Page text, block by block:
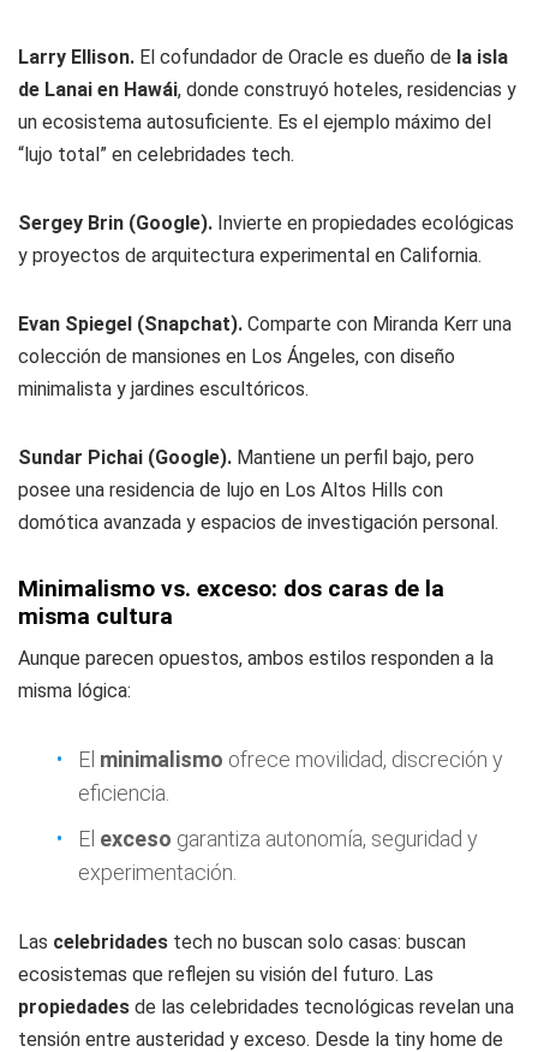
Larry Ellison. El cofundador de Oracle es dueño de la isla
de Lanai en Hawái, donde construyó hoteles, residencias y
un ecosistema autosuficiente. Es el ejemplo máximo del
“lujo total” en celebridades tech.
Sergey Brin (Google). Invierte en propiedades ecológicas
y proyectos de arquitectura experimental en California.
Evan Spiegel (Snapchat). Comparte con Miranda Kerr una
colección de mansiones en Los Ángeles, con diseño
minimalista y jardines escultóricos.
Sundar Pichai (Google). Mantiene un perfil bajo, pero
posee una residencia de lujo en Los Altos Hills con
domótica avanzada y espacios de investigación personal.
Minimalismo vs. exceso: dos caras de la
misma cultura
Aunque parecen opuestos, ambos estilos responden a la
misma lógica:
El minimalismo ofrece movilidad, discreción y
eficiencia.
El exceso garantiza autonomía, seguridad y
experimentación.
Las celebridades tech no buscan solo casas: buscan
ecosistemas que reflejen su visión del futuro. Las
propiedades de las celebridades tecnológicas revelan una
tensión entre austeridad y exceso. Desde la tiny home de